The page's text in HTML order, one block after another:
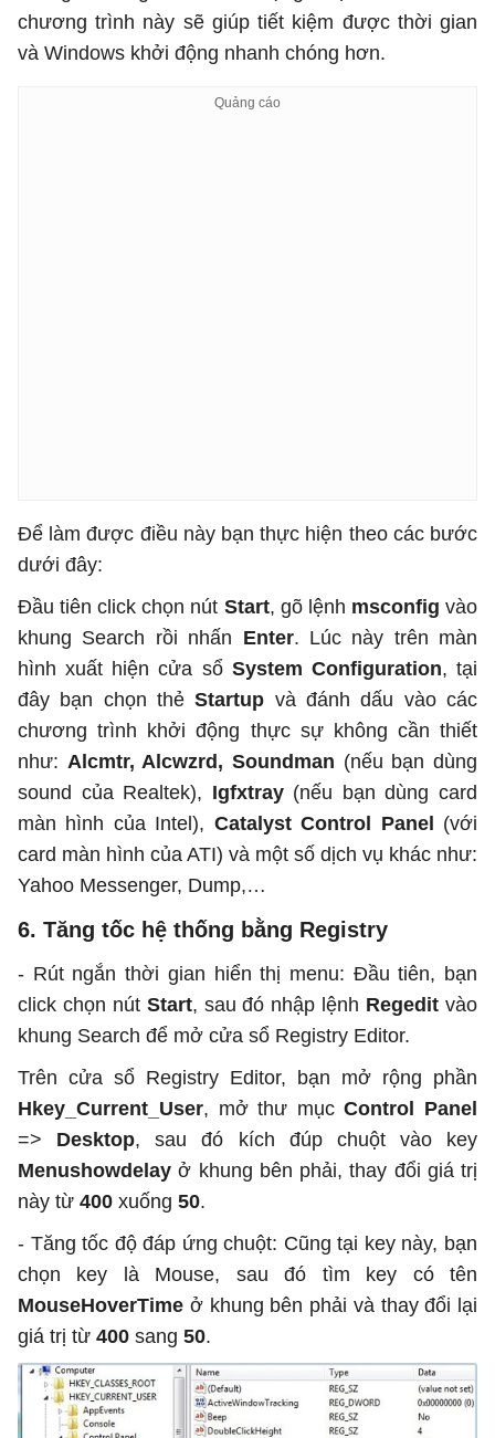
chương trình này sẽ giúp tiết kiệm được thời gian
và Windows khởi động nhanh chóng hơn.
Để làm được điều này bạn thực hiện theo các bước
dưới đây:
Đầu tiên click chọn nút Start, gõ lệnh msconfig vào
khung Search rồi nhấn Enter. Lúc này trên màn
hình xuất hiện cửa sổ System Configuration, tại
đây bạn chọn thẻStartup và đánh dấu vào các
chương trình khởi động thực sự không cần thiết
như: Alcmtr, Alcwzrd, Soundman (nếu bạn dùng
sound của Realtek), Igfxtray(nếu bạn dùng card
màn hình của Intel), Catalyst Control Panel
(với
card màn hình của ATI) và một số dịch vụ khác như:
Yahoo Messenger, Dump,…
6. Tăng tốc hệ thống bằng Registry
- Rút ngắn thời gian hiển thị menu: Đầu tiên, bạn
click chọn nút Start, sau đó nhập lệnh Regeditvào
khung Search để mở cửa sổ Registry Editor.
Trên cửa sổ Registry Editor, bạn mở rộng phần
Hkey_Current_User, mở thư mụcControl Panel
=> Desktop, sau đó kích đúp chuột vào key
Menushowdelay ở khung bên phải, thay đổi giá trị
này từ 400 xuống 50.
- Tăng tốc độ đáp ứng chuột: Cũng tại key này, bạn
chọn key là Mouse, sau đó tìm key có tên
MouseHoverTime ở khung bên phải và thay đổi lại
giá trị từ 400 sang 50.